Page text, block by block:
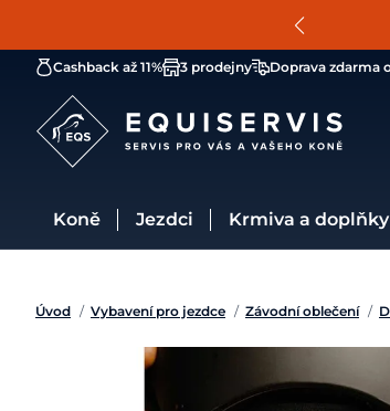
Cashback až 11% 3 prodejny Doprava zdarma
Koně Jezdci Krmiva a doplňky
Úvod / Vybavení pro jezdce / Závodní oblečení /